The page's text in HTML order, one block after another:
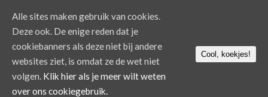
Alle sites maken gebruik van cookies.
Deze ook. De enige reden dat je
cookiebanners als deze niet bij andere
websites ziet, is omdat ze de wet niet
volgen. Klik hier als je meer wilt weten
over ons cookiegebruik.
Cool, koekjes!